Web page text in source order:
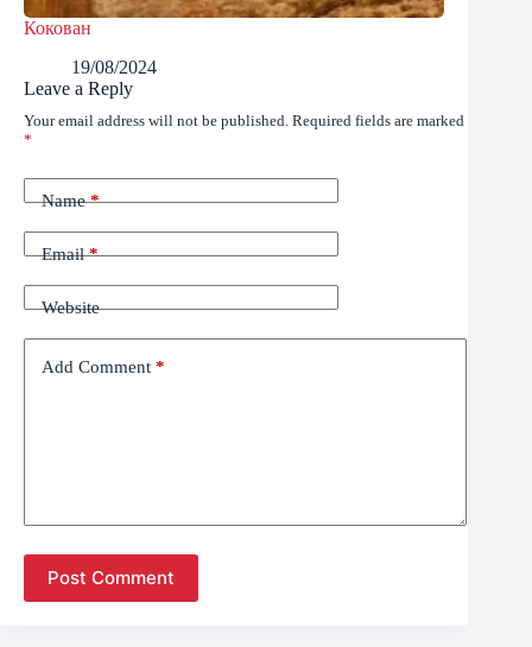
Кокован
19/08/2024
Leave a Reply
Your email address will not be published. Required fields are marked
*
Name*
Email*
Website
Add Comment *
Post Comment